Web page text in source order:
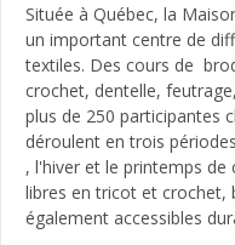
Située à Québec, la
un important centre de
textiles. Des cours de
crochet, dentelle,
plus de 250 participantes
déroulent en trois
, l'hiver et le printemps de
libres en tricot et
également accessibles